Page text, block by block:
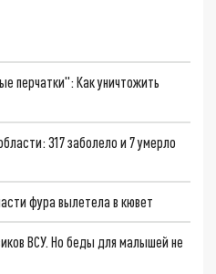
перчатки": Как уничтожить
317 заболело и 7 умерло
фура вылетела в кювет
ВСУ. Но беды для малышей не